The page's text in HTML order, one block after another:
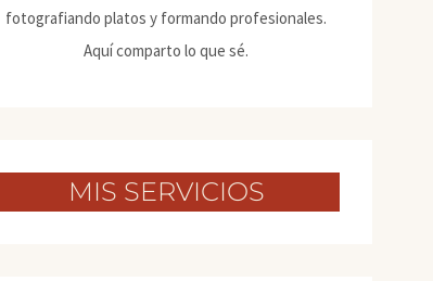
fotografiando platos y formando profesionales.
Aquí comparto lo que sé.
MIS SERVICIOS